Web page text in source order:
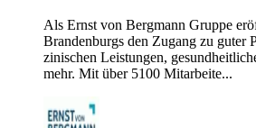
Als Ernst von Bergmann Gruppe
Brandenburgs den Zugang zu guter
zinischen Leistungen,
mehr. Mit über 5100 Mitarbeite...